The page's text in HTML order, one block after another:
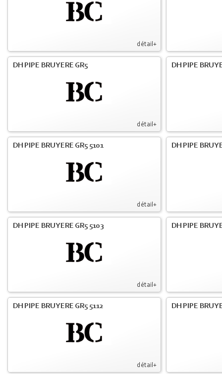
détail+
détail+
DH PIPE BRUYERE GR5 DH PIPE
détail+
DH PIPE BRUYERE GR5 5101 DH PIPE
détail+
DH PIPE BRUYERE GR5 5103 DH PIPE
détail+
DH PIPE BRUYERE GR5 5112 DH PIPE